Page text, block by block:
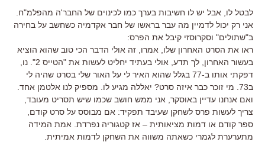
לבטל לו, אבל יש לו חשיבות בערך כמו לכינוים של החבר'ה מהפלמ"ח.
אני רק יכול לדמיין מה עבר בראשו של חבר אקדמיה כשחשב על בחירה
ב"שתולים" וסקרוסזי קיבל את הפרס:
ראו את הסרט האחרון שלו, אמרו, זה אולי הדבר הכי טוב שהוא הוציא
בעשור האחרון, לך תדע, אולי בעתיד יחליט לעשות את "הטייס 2". נו,
דפקתי אותו ב-77 בגלל שהוא האיר לי על האור שלי בסרט שהיה לי
ב73. מי זוכר כבר איזה סרט? יאללה מגיע לו. מספיק לנו אלטמן אחד.
ואם אנחנו עדיין באוסקר, אני ממש חושב שכמו שיש תסריט מעובד,
צריך לעשות פרס לשחקן שעיבד תפקיד: אם מבוסס על סרט קודם,
ספר קודם או דמות מציאותית – אז קטגוריה נפרדת. אמת המידה
מתערערת לגמרי כשאתה משווה את השחקן לדמות אמיתית.